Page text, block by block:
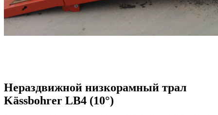
Нераздвижной низкорамный трал
Kässbohrer LB4 (10°)